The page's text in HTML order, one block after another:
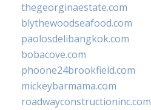
thegeorginaestate.com
blythewoodseafood.com
paolosdelibangkok.com
bobacove.com
phoone24brookfield.com
mickeybarmama.com
roadwayconstructioninc.com